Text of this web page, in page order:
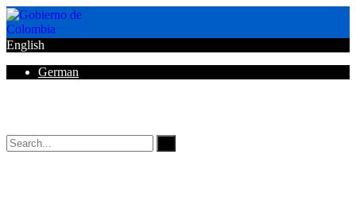
English
German